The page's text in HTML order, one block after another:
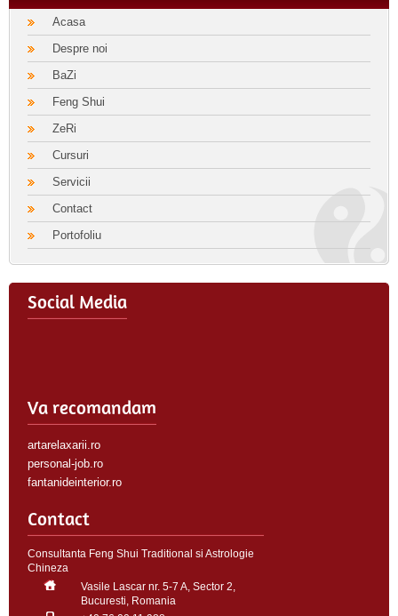
Acasa
Despre noi
BaZi
Feng Shui
ZeRi
Cursuri
Servicii
Contact
Portofoliu
Social Media
Va recomandam
artarelaxarii.ro
personal-job.ro
fantanideinterior.ro
Contact
Consultanta Feng Shui Traditional si Astrologie
Chineza
Vasile Lascar nr. 5-7 A, Sector 2,
Bucuresti, Romania